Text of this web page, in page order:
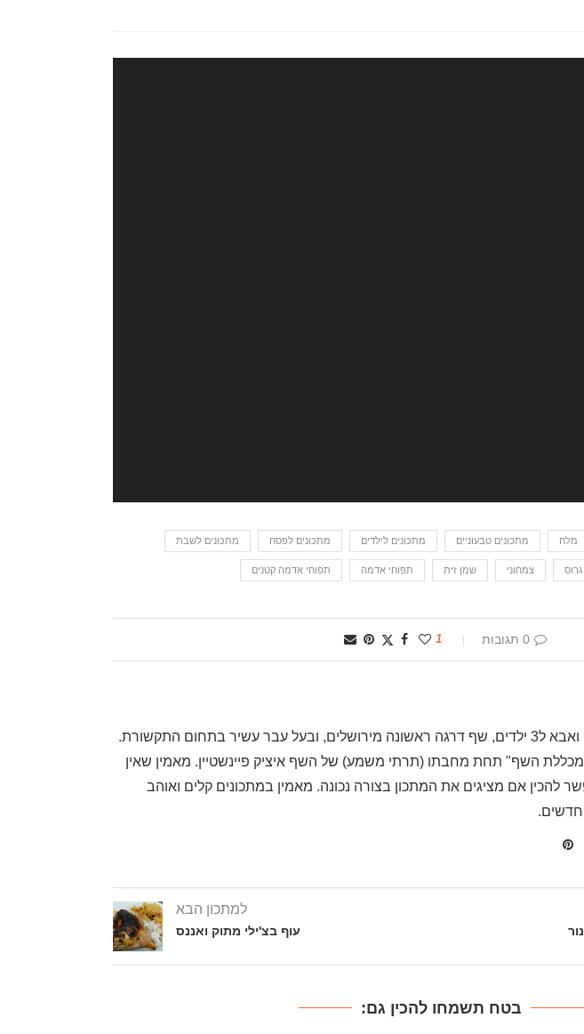
מלח מתכונים טבעוניים מתכונים לילדים מתכונים לפסח מתכונים לשבת
צמחוני שמן זית תפוחי אדמה תפוחי אדמה קטנים
0 תגובות 1
אסף כהן, נשוי ואבא ל3 ילדים, שף דרגה ראשונה מירושלים, ובעל עבר עשיר בתחום התקשורת.
השף" תחת מחבתו (תרתי משמע) של השף איציק פיינשטיין. מאמין שאין
להכין אם מציגים את המתכון בצורה נכונה. מאמין במתכונים קלים ואוהב
חדשים.
למתכון הבא
עוף בצ'ילי מתוק ואננס
בטח תשמחו להכין גם: